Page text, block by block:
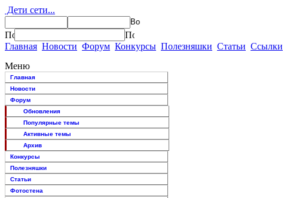
Дети сети...
Главная Новости Форум Конкурсы Полезняшки Статьи Ссылки
Меню
Главная
Новости
Форум
Обновления
Популярные темы
Активные темы
Архив
Конкурсы
Полезняшки
Статьи
Фотостена